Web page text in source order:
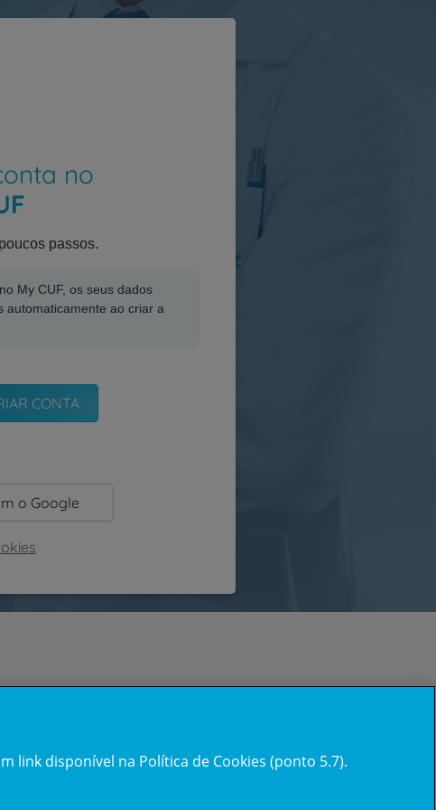
no
passos.
My CUF, os seus dados
automaticamente ao criar a
CONTA
o Google
link disponível na Política de Cookies (ponto 5.7).